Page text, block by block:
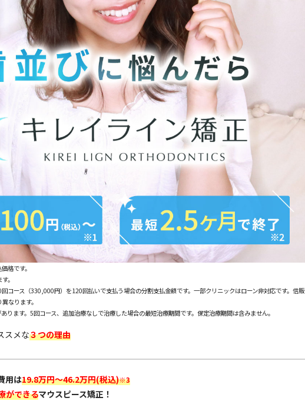
格です。
。
コース（330,000円）を120回払いで支払う場合の分割支払金額です。一部クリニックはローン非対応です。信販
なります。
ります。5回コース、追加治療なしで治療した場合の最短治療期間です。保定治療期間は含みません。
スメな３つの理由
用は19.8万円～46.2万円(税込)※3
ができるマウスピース矯正！